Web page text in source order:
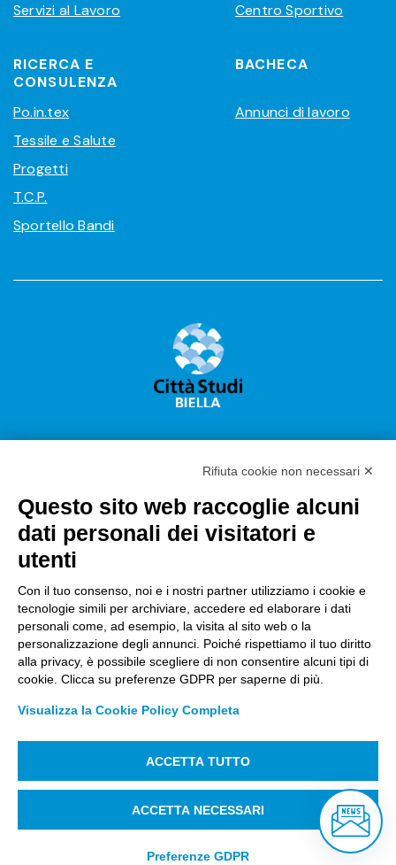
Servizi al Lavoro
Centro Sportivo
RICERCA E
CONSULENZA
Po.in.tex
Tessile e Salute
Progetti
T.C.P.
Sportello Bandi
BACHECA
Annunci di lavoro
Città Studi S.p.A.
Sede Legale Corso G. Pella, 2 – 13900 Biella Italy –
18.235.000,00
Registro Imprese Biella C. F. e numero 01491490023 –
R.E.A. CCIAA BI n. 142579 – Partita IVA 01491490023
PEC:amm.cittastudi@pec.ptbiellese.it–
megaweb@pec.ptbiellese.it
Informative Privacy–Privacy Policy
preferenze Cookie–Whistleblowing– Designed by
Koodit
Rifiuta cookie non necessari ✕
Questo sito web raccoglie alcuni
dati personali dei visitatori e
utenti
Con il tuo consenso, noi e i nostri partner utilizziamo i cookie e
tecnologie simili per archiviare, accedere ed elaborare i dati
personali come, ad esempio, la visita al sito web o la
personalizzazione degli annunci. Poiché rispettiamo il tuo diritto
alla privacy, è possibile scegliere di non consentire alcuni tipi di
cookie. Clicca su preferenze GDPR per saperne di più.
Visualizza la Cookie Policy Completa
ACCETTA TUTTO
ACCETTA NECESSARI
Preferenze GDPR